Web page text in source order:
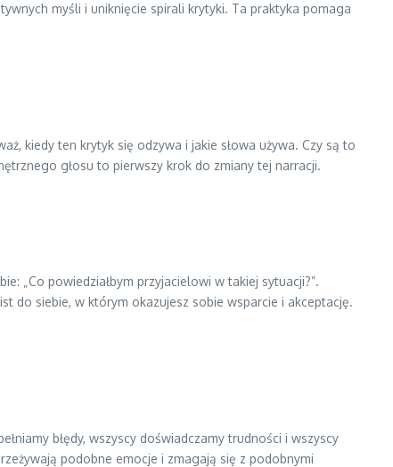
myśli i uniknięcie spirali krytyki. Ta praktyka pomaga
kiedy ten krytyk się odzywa i jakie słowa używa. Czy są to
głosu to pierwszy krok do zmiany tej narracji.
„Co powiedziałbym przyjacielowi w takiej sytuacji?”.
do siebie, w którym okazujesz sobie wsparcie i akceptację.
błędy, wszyscy doświadczamy trudności i wszyscy
podobne emocje i zmagają się z podobnymi